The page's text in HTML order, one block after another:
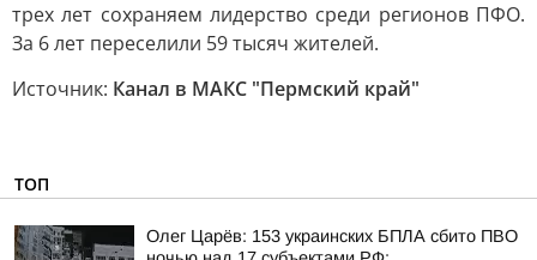
трех лет сохраняем лидерство среди регионов ПФО.
За 6 лет переселили 59 тысяч жителей.
Источник: Канал в МАКС "Пермский край"
ТОП
Олег Царёв: 153 украинских БПЛА сбито ПВО